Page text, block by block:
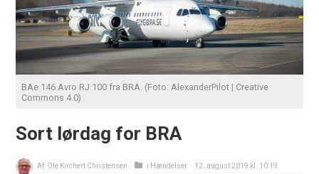
BAe 146 Avro RJ 100 fra BRA. (Foto: AlexanderPilot | Creative
Commons 4.0)
Sort lørdag for BRA
Af: Ole Kirchert Christensen i Hændelser 12. august 2019 kl. 10:19